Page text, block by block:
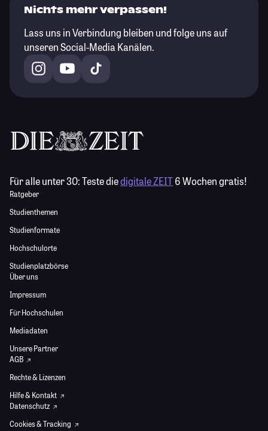
Nichts mehr verpassen!
Lass uns in Verbindung bleiben und folge uns auf
unseren Social-Media Kanälen.
Für alle unter 30:Teste diedigitale ZEIT6 Wochen gratis!
Ratgeber
Studienthemen
Studienformate
Hochschulorte
Studienplatzbörse
Über uns
Impressum
Für Hochschulen
Mediadaten
Unsere Partner
AGB
Rechte & Lizenzen
Hilfe & Kontakt
Datenschutz
Cookies & Tracking